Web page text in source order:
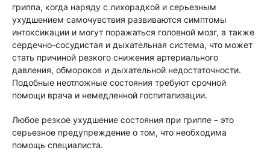
гриппа, когда наряду с лихорадкой и серьезным
ухудшением самочувствия развиваются симптомы
интоксикации и могут поражаться головной мозг, а также
сердечно-сосудистая и дыхательная система, что может
стать причиной резкого снижения артериального
давления, обмороков и дыхательной недостаточности.
Подобные неотложные состояния требуют срочной
помощи врача и немедленной госпитализации.
Любое резкое ухудшение состояния при гриппе – это
серьезное предупреждение о том, что необходима
помощь специалиста.